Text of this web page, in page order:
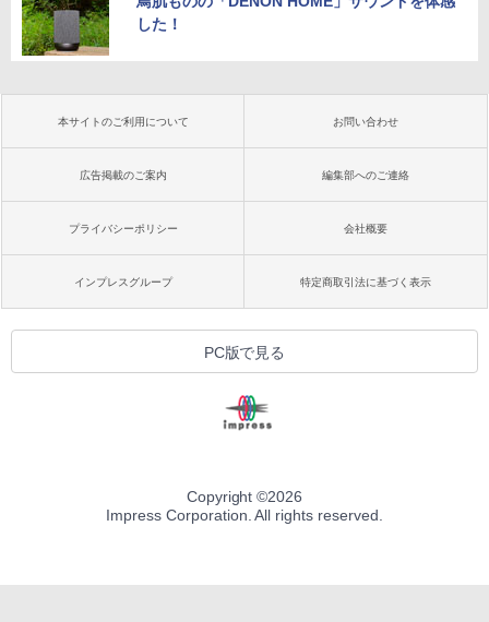
した！
本サイトのご利用について お問い合わせ
広告掲載のご案内 編集部へのご連絡
プライバシーポリシー 会社概要
インプレスグループ 特定商取引法に基づく表示
PC版で見る
Copyright ©2026
Impress Corporation. All rights reserved.